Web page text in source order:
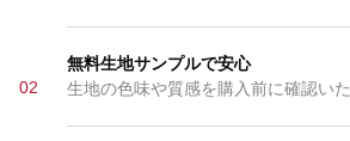
02
無料生地サンプルで安心
生地の色味や質感を購入前に確認いた